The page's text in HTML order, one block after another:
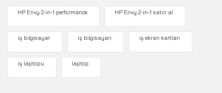
HP Envy 2-in-1 performance HP Envy 2-in-1 satın al
iş bilgisayar iş bilgisayarı iş ekran kartları
iş laptopu laptop